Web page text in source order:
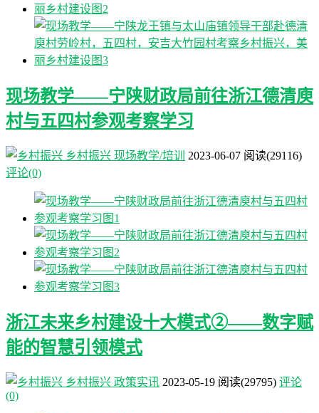
现场教学——宁陕财政局前往浙江德清庾
村与五四村参观考察学习
乡村振兴 现场教学/培训 2023-06-07 阅读(29116)
评论(0)
浙江未来乡村建设十大模式②——数字赋
能的智慧引领模式
乡村振兴 政策实讯 2023-05-19 阅读(29795) 评论
(0)